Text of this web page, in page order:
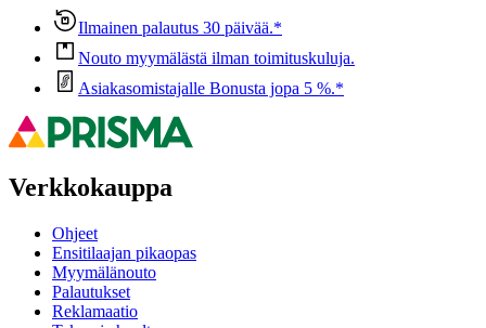
Ilmainen palautus 30 päivää.*
Nouto myymälästä ilman toimituskuluja.
Asiakasomistajalle Bonusta jopa 5 %.*
Verkkokauppa
Ohjeet
Ensitilaajan pikaopas
Myymälänouto
Palautukset
Reklamaatio